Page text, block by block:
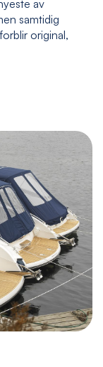
av
samtidig
original,